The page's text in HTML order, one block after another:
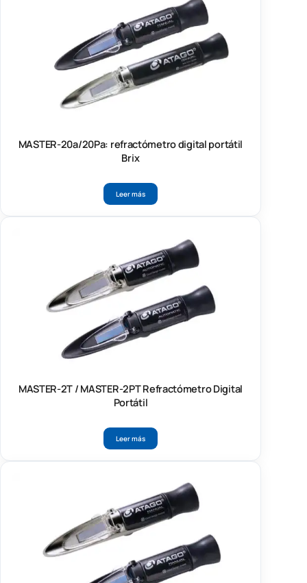
MASTER-20a/20Pa: refractómetro digital portátil
Brix
Leer más
MASTER-2T / MASTER-2PT Refractómetro Digital
Portátil
Leer más